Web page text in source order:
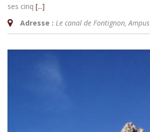
ses cinq [...]
Adresse : Le canal de Fontignon,Ampus